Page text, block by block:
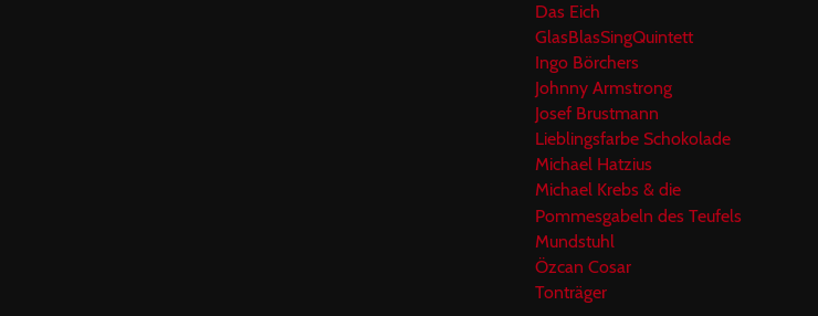
Das Eich
GlasBlasSingQuintett
Ingo Börchers
Johnny Armstrong
Josef Brustmann
Lieblingsfarbe Schokolade
Michael Hatzius
Michael Krebs & die
Pommesgabeln des Teufels
Mundstuhl
Özcan Cosar
Tonträger